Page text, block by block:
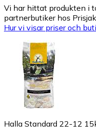
Vi har hittat produkten i
partnerbutiker hos
Hur vi visar priser och
Halla Standard 22-12